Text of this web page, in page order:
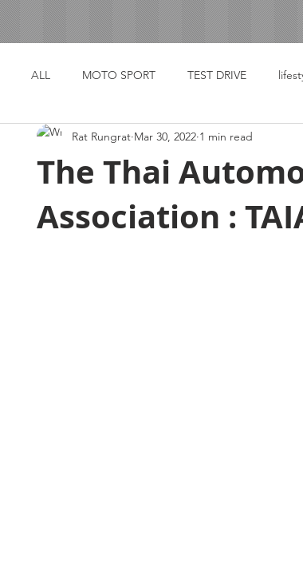
ALL MOTO SPORT TEST DRIVE
TRIP
The Thai
Association :
Rat Rungrat Mar 30, 2022 1 min read